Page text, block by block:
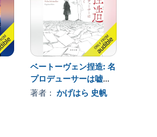
ベートーヴェン捏造: 名
プロデューサーは嘘を
つく
著者：かげはら 史帆